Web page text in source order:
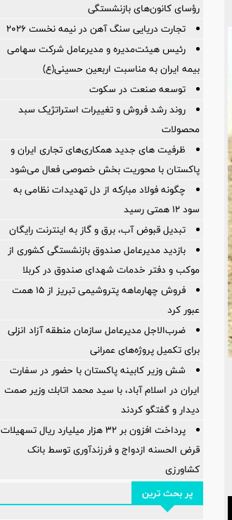
رؤسای کانون‌های بازنشستگی
تجارت دریایی سنگ آهن در نیمه نخست ۲۰۲۶
رئیس هیئت‌مدیره و مدیرعامل شرکت سهامی
بیمه ایران به مناسبت اربعین حسینی(ع)
توسعه صنعت در سکوت
روند رشد فروش و تغییرات استراتژیک سبد
محصولات
ظرفیت های جدید همکاری‌های تجاری ایران و
پاکستان با محوریت بخش خصوصی فعال می‌شود
چگونه فولاد مبارکه از دل تهدیدات نظامی به
سود ۱۲ همتی رسید
تبدیل قبوض آب، برق و گاز به اینترنت رایگان
بازدید مدیرعامل صندوق بازنشستگی کشوری از
موکب و دفتر خدمات شهدای صندوق در کربلا
فروش چهارماهه پتروشیمی تبریز از ۱۵ همت
عبور کرد
ضرب‌الاجل مدیرعامل سازمان منطقه آزاد انزلی
برای تكمیل پروژه‌های عمرانی
شش وزیر کابینه پاکستان با حضور در سفارت
ایران در اسلام آباد، با سيد محمد اتابك وزير صمت
ديدار و گفتگو كردند
پرداخت افزون بر 32 هزار میلیارد ریال تسهیلات
قرض الحسنه ازدواج و فرزندآوری توسط بانک
کشاورزی
پر بحث ترین